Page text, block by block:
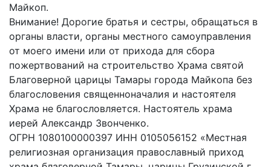
Майкоп.
Внимание! Дорогие братья и сестры, обращаться в
органы власти, органы местного самоуправления
от моего имени или от прихода для сбора
пожертвований на строительство Храма святой
Благоверной царицы Тамары города Майкопа без
благословения священноначалия и настоятеля
Храма не благословляется. Настоятель храма
иерей Александр Звонченко.
ОГРН 1080100000397 ИНН 0105056152 «Местная
религиозная организация православный приход